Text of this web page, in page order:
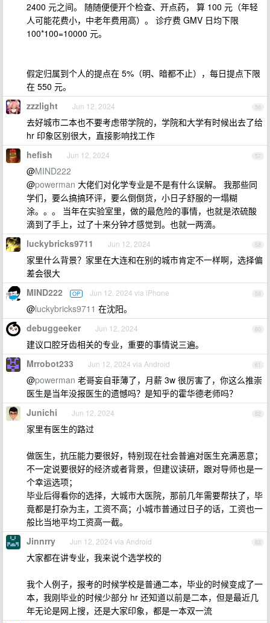
2400 元之间。 随随便便开个检查、开点药， 算 100 元（年轻
人可能花费小，中老年费用高）。 诊疗费 GMV 日均下限
100*100=10000 元。
假定归属到个人的提点在 5%（明、暗都不止），每日提点下限
在 550 元。
56
zzzlight Jun 12, 2024
去好城市二本也不要考虑带学院的，学院和大学有时候出去了给
hr 印象区别很大，直接影响找工作
57
hefish Jun 12, 2024
@MIND222
@powerman 大佬们对化学专业是不是有什么误解。 我那些同
学们，要么搞搞环评，要么倒倒货，小日子舒服的一塌糊
涂。。。 当年在实验室里，做的最危险的事情，也就是浓硫酸
滴到了手上，过了十来分钟才感觉到。也就一两滴。
58
luckybricks9711 Jun 12, 2024
家里什么背景？家里在大连和在别的城市肯定不一样啊，选择偏
差会很大
59
MIND222 OP Jun 12, 2024 via iPhone
@luckybricks9711 在沈阳。
60
debuggeeker Jun 12, 2024
建议口腔牙齿相关的专业，重要的事情说三遍。
61
Mrrobot233 Jun 12, 2024 via Android
@powerman 老哥妄自菲薄了，月薪 3w 很厉害了，你这么推崇
医生是当年没报医生的遗憾吗？是知乎的霍华德老师吗？
62
Junichi Jun 12, 2024
家里有医生的路过
做医生，抗压能力要很好，特别现在社会普遍对医生充满恶意；
不一定说要很好的经济或者背景，但建议读研，跟对导师也是一
个幸运选项；
毕业后得看你的选择，大城市大医院，那前几年需要帮扶了，毕
竟都是打杂为主，工资不高；小城市普通过日子的话，工资也一
般比当地平均工资高一截。
63
Jinnrry Jun 12, 2024 via Android
大家都在讲专业，我来说个选学校的
我个人例子，报考的时候学校是普通二本，毕业的时候变成了一
本，我刚毕业的时候少部分 hr 还知道以前是二本，但是最近几
年无论是网上搜，还是大家印象，都是一本双一流